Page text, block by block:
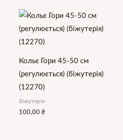
Кольє Гори 45-50 см
(регулюється) (біжутерія)
(12270)
Біжутерія
100,00 ₴